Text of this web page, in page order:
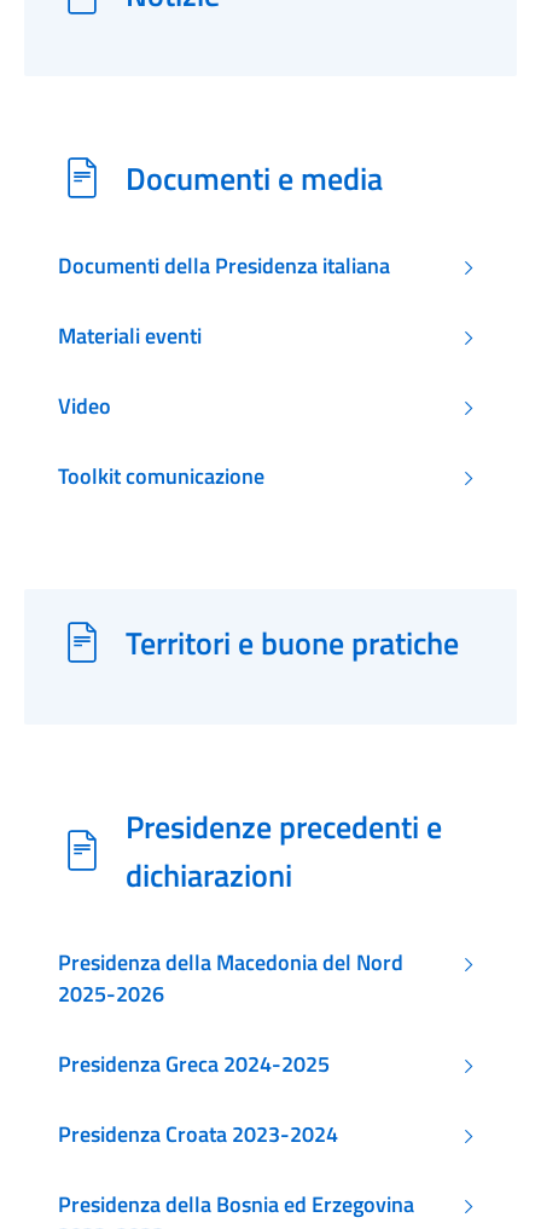
Documenti e media
Documenti della Presidenza italiana
Materiali eventi
Video
Toolkit comunicazione
Territori e buone pratiche
Presidenze precedenti e
dichiarazioni
Presidenza della Macedonia del Nord
2025-2026
Presidenza Greca 2024-2025
Presidenza Croata 2023-2024
Presidenza della Bosnia ed Erzegovina